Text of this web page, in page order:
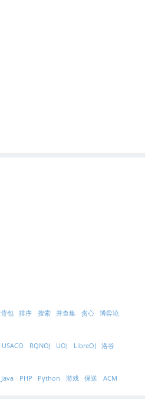
背包 排序 搜索 并查集 贪心 博弈论
USACO RQNOJ UOJ LibreOJ 洛谷
Java PHP Python 游戏 保送 ACM